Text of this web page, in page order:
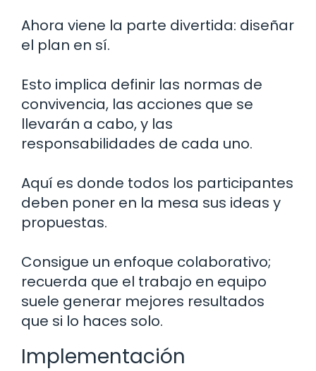
Ahora viene la parte divertida: diseñar
el plan en sí.
Esto implica definir las normas de
convivencia, las acciones que se
llevarán a cabo, y las
responsabilidades de cada uno.
Aquí es donde todos los participantes
deben poner en la mesa sus ideas y
propuestas.
Consigue un enfoque colaborativo;
recuerda que el trabajo en equipo
suele generar mejores resultados
que si lo haces solo.
Implementación